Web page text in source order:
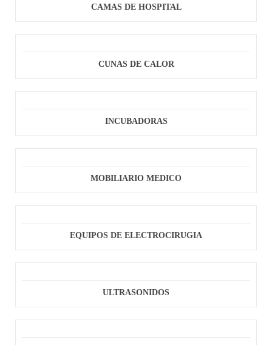
CAMAS DE HOSPITAL
CUNAS DE CALOR
INCUBADORAS
MOBILIARIO MEDICO
EQUIPOS DE ELECTROCIRUGIA
ULTRASONIDOS